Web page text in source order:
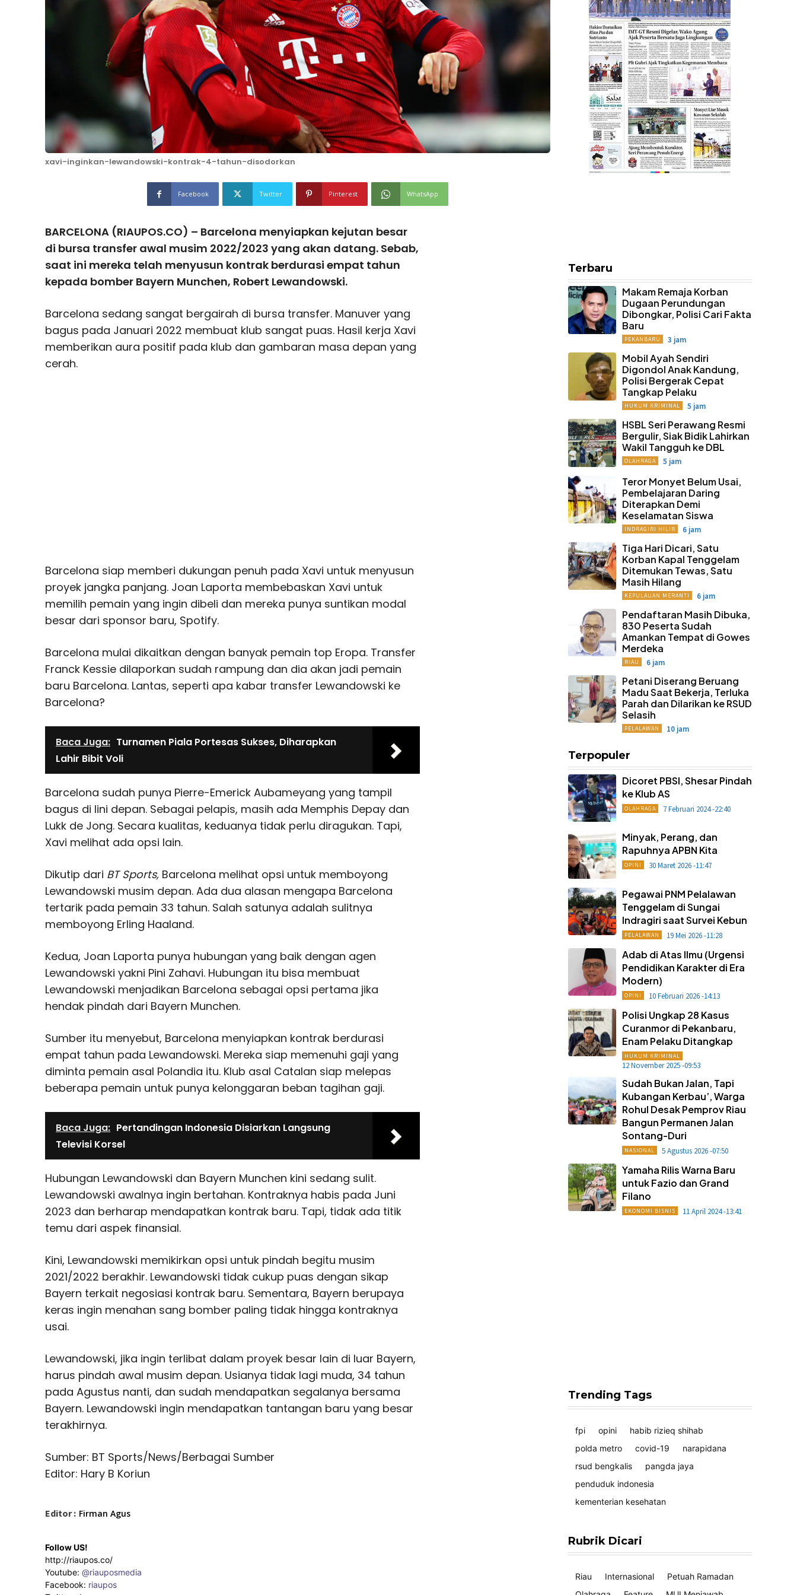
xavi-inginkan-lewandowski-kontrak-4-tahun-disodorkan
Facebook Twitter Pinterest WhatsApp
BARCELONA (RIAUPOS.CO) – Barcelona menyiapkan kejutan besar
di bursa transfer awal musim 2022/2023 yang akan datang. Sebab,
saat ini mereka telah menyusun kontrak berdurasi empat tahun
kepada bomber Bayern Munchen, Robert Lewandowski.
Barcelona sedang sangat bergairah di bursa transfer. Manuver yang
bagus pada Januari 2022 membuat klub sangat puas. Hasil kerja Xavi
memberikan aura positif pada klub dan gambaran masa depan yang
cerah.
Barcelona siap memberi dukungan penuh pada Xavi untuk menyusun
proyek jangka panjang. Joan Laporta membebaskan Xavi untuk
memilih pemain yang ingin dibeli dan mereka punya suntikan modal
besar dari sponsor baru, Spotify.
Barcelona mulai dikaitkan dengan banyak pemain top Eropa. Transfer
Franck Kessie dilaporkan sudah rampung dan dia akan jadi pemain
baru Barcelona. Lantas, seperti apa kabar transfer Lewandowski ke
Barcelona?
Baca Juga: Turnamen Piala Portesas Sukses, Diharapkan
Lahir Bibit Voli
Barcelona sudah punya Pierre-Emerick Aubameyang yang tampil
bagus di lini depan. Sebagai pelapis, masih ada Memphis Depay dan
Lukk de Jong. Secara kualitas, keduanya tidak perlu diragukan. Tapi,
Xavi melihat ada opsi lain.
Dikutip dari BT Sports, Barcelona melihat opsi untuk memboyong
Lewandowski musim depan. Ada dua alasan mengapa Barcelona
tertarik pada pemain 33 tahun. Salah satunya adalah sulitnya
memboyong Erling Haaland.
Kedua, Joan Laporta punya hubungan yang baik dengan agen
Lewandowski yakni Pini Zahavi. Hubungan itu bisa membuat
Lewandowski menjadikan Barcelona sebagai opsi pertama jika
hendak pindah dari Bayern Munchen.
Sumber itu menyebut, Barcelona menyiapkan kontrak berdurasi
empat tahun pada Lewandowski. Mereka siap memenuhi gaji yang
diminta pemain asal Polandia itu. Klub asal Catalan siap melepas
beberapa pemain untuk punya kelonggaran beban tagihan gaji.
Baca Juga: Pertandingan Indonesia Disiarkan Langsung
Televisi Korsel
Hubungan Lewandowski dan Bayern Munchen kini sedang sulit.
Lewandowski awalnya ingin bertahan. Kontraknya habis pada Juni
2023 dan berharap mendapatkan kontrak baru. Tapi, tidak ada titik
temu dari aspek finansial.
Kini, Lewandowski memikirkan opsi untuk pindah begitu musim
2021/2022 berakhir. Lewandowski tidak cukup puas dengan sikap
Bayern terkait negosiasi kontrak baru. Sementara, Bayern berupaya
keras ingin menahan sang bomber paling tidak hingga kontraknya
usai.
Lewandowski, jika ingin terlibat dalam proyek besar lain di luar Bayern,
harus pindah awal musim depan. Usianya tidak lagi muda, 34 tahun
pada Agustus nanti, dan sudah mendapatkan segalanya bersama
Bayern. Lewandowski ingin mendapatkan tantangan baru yang besar
terakhirnya.
Sumber: BT Sports/News/Berbagai Sumber
Editor: Hary B Koriun
Editor : Firman Agus
Follow US!
http://riaupos.co/
Youtube: @riauposmedia
Facebook: riaupos
Terbaru
Makam Remaja Korban
Dugaan Perundungan
Dibongkar, Polisi Cari Fakta
Baru
PEKANBARU 3 jam
Mobil Ayah Sendiri
Digondol Anak Kandung,
Polisi Bergerak Cepat
Tangkap Pelaku
HUKUM KRIMINAL 5 jam
HSBL Seri Perawang Resmi
Bergulir, Siak Bidik Lahirkan
Wakil Tangguh ke DBL
OLAHRAGA 5 jam
Teror Monyet Belum Usai,
Pembelajaran Daring
Diterapkan Demi
Keselamatan Siswa
INDRAGIRI HILIR 6 jam
Tiga Hari Dicari, Satu
Korban Kapal Tenggelam
Ditemukan Tewas, Satu
Masih Hilang
KEPULAUAN MERANTI 6 jam
Pendaftaran Masih Dibuka,
830 Peserta Sudah
Amankan Tempat di Gowes
Merdeka
RIAU 6 jam
Petani Diserang Beruang
Madu Saat Bekerja, Terluka
Parah dan Dilarikan ke RSUD
Selasih
PELALAWAN 10 jam
Terpopuler
Dicoret PBSI, Shesar Pindah
ke Klub AS
OLAHRAGA 7 Februari 2024 -22:40
Minyak, Perang, dan
Rapuhnya APBN Kita
OPINI 30 Maret 2026 -11:47
Pegawai PNM Pelalawan
Tenggelam di Sungai
Indragiri saat Survei Kebun
PELALAWAN 19 Mei 2026 -11:28
Adab di Atas Ilmu (Urgensi
Pendidikan Karakter di Era
Modern)
OPINI 10 Februari 2026 -14:13
Polisi Ungkap 28 Kasus
Curanmor di Pekanbaru,
Enam Pelaku Ditangkap
HUKUM KRIMINAL
12 November 2025 -09:53
Sudah Bukan Jalan, Tapi
Kubangan Kerbau’, Warga
Rohul Desak Pemprov Riau
Bangun Permanen Jalan
Sontang-Duri
NASIONAL 5 Agustus 2026 -07:50
Yamaha Rilis Warna Baru
untuk Fazio dan Grand
Filano
EKONOMI BISNIS 11 April 2024 -13:41
Trending Tags
fpi opini
habib rizieq shihab
polda metro
covid-19
narapidana
rsud bengkalis
pangda jaya
penduduk indonesia
kementerian kesehatan
Rubrik Dicari
Riau Internasional
Petuah Ramadan